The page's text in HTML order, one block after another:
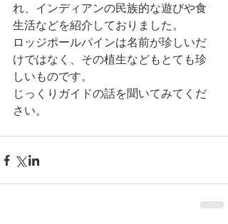
れ、インディアンの民族的な遊びや食
生活などを紹介しておりました。
ロッジポールパインは名前が珍しいだ
けではなく、その植生などもとても珍
しいものです。
じっくりガイドの話を聞いてみてくだ
さい。